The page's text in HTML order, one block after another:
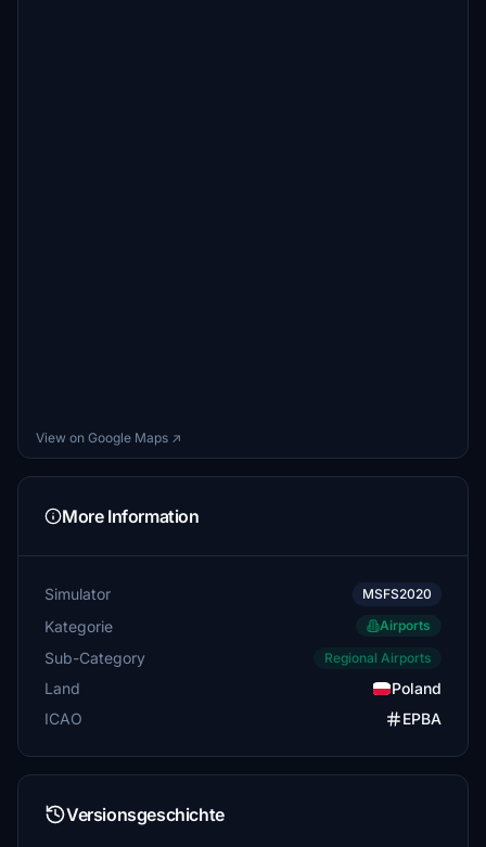
View on Google Maps ↗
More Information
Simulator MSFS2020
Kategorie Airports
Sub-Category Regional Airports
Land
Poland
ICAO
EPBA
Versionsgeschichte